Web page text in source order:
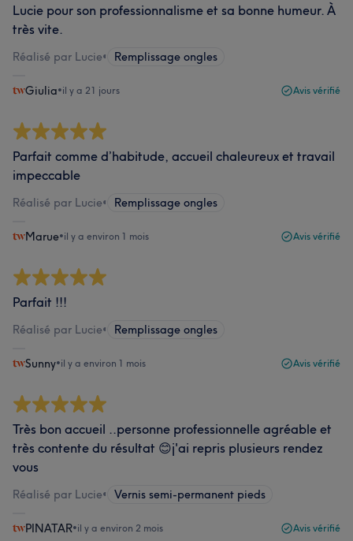
Lucie pour son professionnalisme et sa bonne humeur. À
très vite.
Réalisé par Lucie• Remplissage ongles
Giulia•il y a 21 jours Avis vérifié
Parfait comme d’habitude, accueil chaleureux et travail
impeccable
Réalisé par Lucie• Remplissage ongles
Marue•il y a environ 1 mois Avis vérifié
Parfait !!!
Réalisé par Lucie• Remplissage ongles
Sunny•il y a environ 1 mois Avis vérifié
Très bon accueil ..personne professionnelle agréable et
très contente du résultat 😊j'ai repris plusieurs rendez
vous
Réalisé par Lucie• Vernis semi-permanent pieds
PINATAR•il y a environ 2 mois Avis vérifié